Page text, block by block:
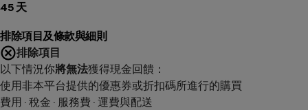
45 天
排除項目及條款與細則
排除項目
以下情況你將無法獲得現金回饋：
使用非本平台提供的優惠券或折扣碼所進行的購買
費用 · 稅金 · 服務費 · 運費與配送